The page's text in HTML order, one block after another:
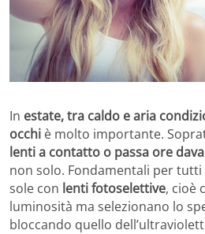
In estate, tra caldo e aria
occhi è molto importante.
lenti a contatto o passa ore
non solo. Fondamentali per
sole con lenti fotoselettive, cioè
luminosità ma selezionano lo
bloccando quello